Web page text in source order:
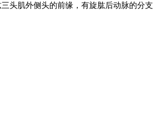
头肌外侧头的前缘，有旋肱后动脉的分支